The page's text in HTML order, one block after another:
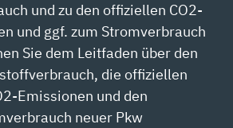
und zu den offiziellen CO2-
und ggf. zum Stromverbrauch
Sie dem Leitfaden über den
die offiziellen
Emissionen und den
neuer Pkw